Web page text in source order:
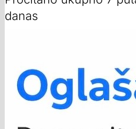
danas